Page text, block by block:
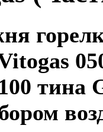
тина